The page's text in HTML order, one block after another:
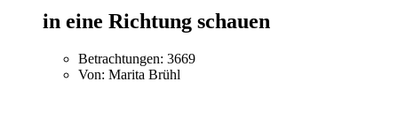
in eine Richtung schauen
Betrachtungen: 3669
Von: Marita Brühl